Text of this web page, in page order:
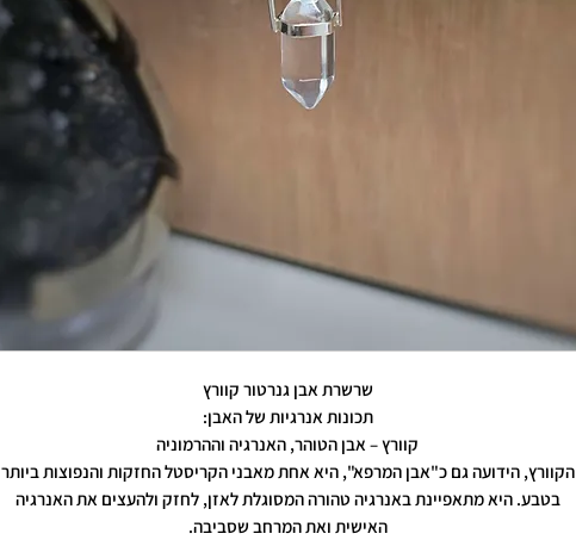
שרשרת אבן גנרטור קוורץ
תכונות אנרגיות של האבן:
קוורץ – אבן הטוהר, האנרגיה וההרמוניה
הקוורץ, הידועה גם כ"אבן המרפא", היא אחת מאבני הקריסטל החזקות והנפוצות ביותר
בטבע. היא מתאפיינת באנרגיה טהורה המסוגלת לאזן, לחזק ולהעצים את האנרגיה
האישית ואת המרחב שסביבה.